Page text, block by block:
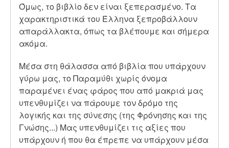
Όμως, το βιβλίο δεν είναι ξεπερασμένο. Τα
χαρακτηριστικά του Έλληνα ξεπροβάλλουν
απαράλλακτα, όπως τα βλέπουμε και σήμερα
ακόμα.
Μέσα στη θάλασσα από βιβλία που υπάρχουν
γύρω μας, το Παραμύθι χωρίς όνομα
παραμένει ένας φάρος που από μακριά μας
υπενθυμίζει να πάρουμε τον δρόμο της
λογικής και της σύνεσης (της Φρόνησης και της
Γνώσης...) Μας υπενθυμίζει τις αξίες που
υπάρχουν ή που θα έπρεπε να υπάρχουν μέσα